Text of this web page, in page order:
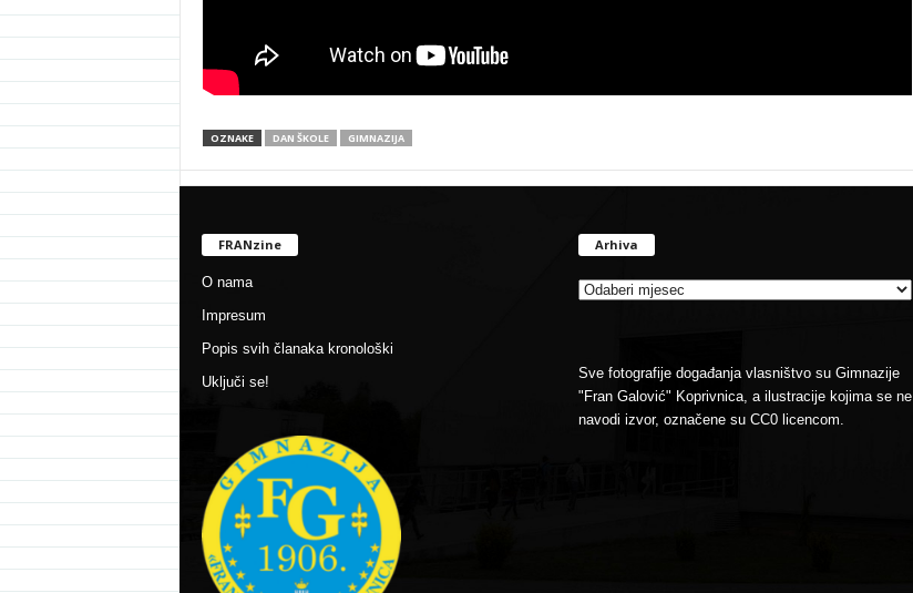
OZNAKE DAN ŠKOLE GIMNAZIJA
FRANzine
O nama
Impresum
Popis svih članaka kronološki
Uključi se!
Arhiva
Sve fotografije događanja vlasništvo su Gimnazije
"Fran Galović" Koprivnica, a ilustracije kojima se ne
navodi izvor, označene su CC0 licencom.